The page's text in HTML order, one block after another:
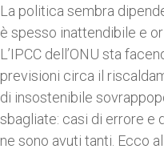
La politica sembra
è spesso inattendibile e
L’IPCC dell’ONU sta
previsioni circa il
di insostenibile
sbagliate: casi di errore e
ne sono avuti tanti. Ecco